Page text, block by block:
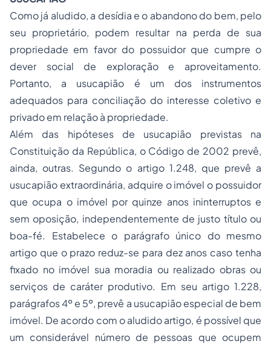
Como já aludido, a desídia e o abandono do bem, pelo
seu proprietário, podem resultar na perda de sua
propriedade em favor do possuidor que cumpre o
dever social de exploração e aproveitamento.
Portanto, a usucapião é um dos instrumentos
adequados para conciliação do interesse coletivo e
privado em relação à propriedade.
Além das hipóteses de usucapião previstas na
Constituição da República, o Código de 2002 prevê,
ainda, outras. Segundo o artigo 1.248, que prevê a
usucapião extraordinária, adquire o imóvel o possuidor
que ocupa o imóvel por quinze anos ininterruptos e
sem oposição, independentemente de justo título ou
boa-fé. Estabelece o parágrafo único do mesmo
artigo que o prazo reduz-se para dez anos caso tenha
fixado no imóvel sua moradia ou realizado obras ou
serviços de caráter produtivo. Em seu artigo 1.228,
parágrafos 4º e 5º, prevê a usucapião especial de bem
imóvel. De acordo com o aludido artigo, é possível que
um considerável número de pessoas que ocupem